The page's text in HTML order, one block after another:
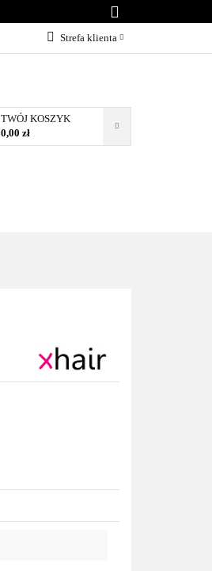
Strefa klienta
Dodaj zgłoszenie
Zgody cookies
TWÓJ KOSZYK
0,00 zł